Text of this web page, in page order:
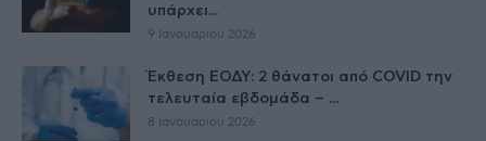
υπάρχει...
9 Ιανουαρίου 2026
Έκθεση ΕΟΔΥ: 2 θάνατοι από COVID την
τελευταία εβδομάδα – ...
8 Ιανουαρίου 2026